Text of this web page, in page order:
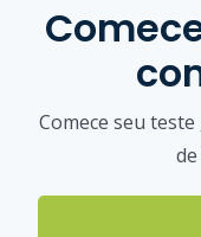
Comece seu teste